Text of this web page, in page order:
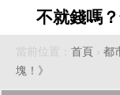
不就錢嗎
當前位置： 首頁 › 都
塊！》